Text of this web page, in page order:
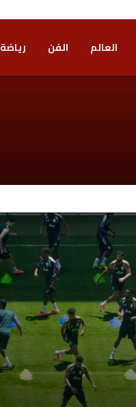
‏العالم الفن رياضة